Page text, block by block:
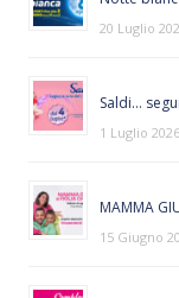
20 Luglio
Saldi…
1 Luglio 2026
MAMMA
15 Giugno